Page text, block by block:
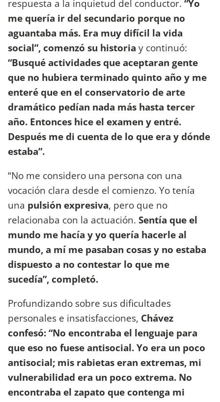
respuesta a la inquietud del conductor. “Yo
me quería ir del secundario porque no
aguantaba más. Era muy difícil la vida
social”, comenzó su historia y continuó:
“Busqué actividades que aceptaran gente
que no hubiera terminado quinto año y me
enteré que en el conservatorio de arte
dramático pedían nada más hasta tercer
año. Entonces hice el examen y entré.
Después me di cuenta de lo que era y dónde
estaba”.
“No me considero una persona con una
vocación clara desde el comienzo. Yo tenía
una pulsión expresiva, pero que no
relacionaba con la actuación. Sentía que el
mundo me hacía y yo quería hacerle al
mundo, a mí me pasaban cosas y no estaba
dispuesto a no contestar lo que me
sucedía”, completó.
Profundizando sobre sus dificultades
personales e insatisfacciones, Chávez
confesó: “No encontraba el lenguaje para
que eso no fuese antisocial. Yo era un poco
antisocial; mis rabietas eran extremas, mi
vulnerabilidad era un poco extrema. No
encontraba el zapato que contenga mi